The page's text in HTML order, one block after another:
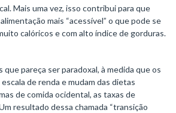
Mais uma vez, isso contribui para que
mais “acessível” o que pode se
calóricos e com alto índice de gorduras.
que pareça ser paradoxal, à medida que os
de renda e mudam das dietas
de comida ocidental, as taxas de
resultado dessa chamada “transição